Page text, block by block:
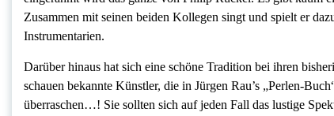
Zusammen mit seinen beiden Kollegen singt und spielt er
Instrumentarien.
Darüber hinaus hat sich eine schöne Tradition bei ihren
schauen bekannte Künstler, die in Jürgen Rau’s „Perlen-
überraschen…! Sie sollten sich auf jeden Fall das lustige